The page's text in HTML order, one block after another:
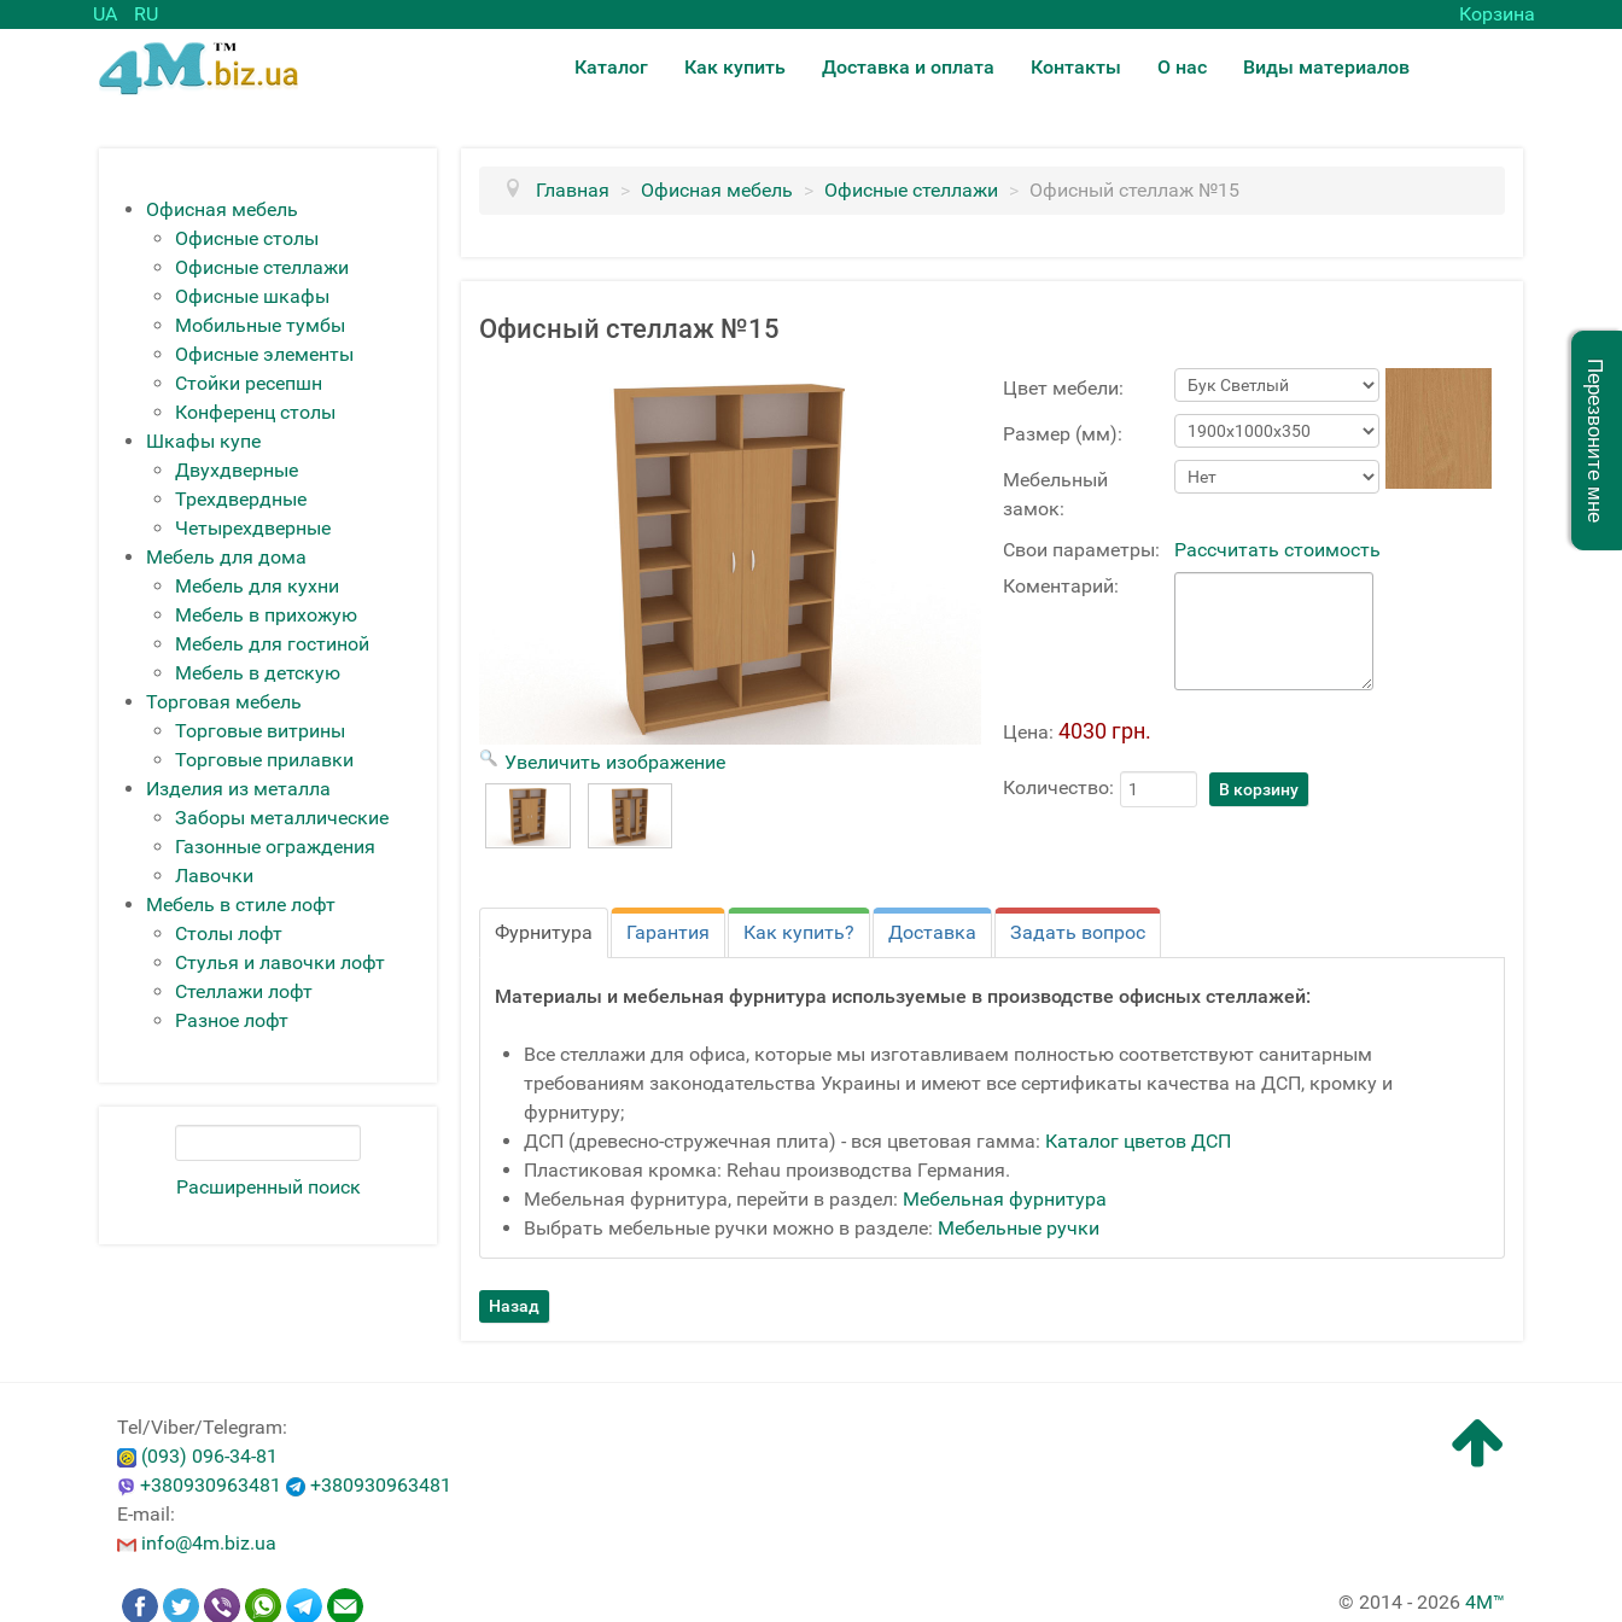
UA RU Корзина
Каталог Как купить Доставка и оплата Контакты О нас Виды материалов
Офисная мебель
Офисные столы
Офисные стеллажи
Офисные шкафы
Мобильные тумбы
Офисные элементы
Стойки ресепшн
Конференц столы
Шкафы купе
Двухдверные
Трехдвердные
Четырехдверные
Мебель для дома
Мебель для кухни
Мебель в прихожую
Мебель для гостиной
Мебель в детскую
Торговая мебель
Торговые витрины
Торговые прилавки
Изделия из металла
Заборы металлические
Газонные ограждения
Лавочки
Мебель в стиле лофт
Столы лофт
Стулья и лавочки лофт
Стеллажи лофт
Разное лофт
Расширенный поиск
Главная > Офисная мебель > Офисные стеллажи > Офисный стеллаж №15
Офисный стеллаж №15
Увеличить изображение
Цвет мебели:
Размер (мм):
Мебельный
замок:
Свои параметры:
Рассчитать стоимость
Коментарий:
Цена:4030 грн.
Количество:
Фурнитура Гарантия Как купить? Доставка Задать вопрос
Материалы и мебельная фурнитура используемые в производстве офисных стеллажей:
Все стеллажи для офиса, которые мы изготавливаем полностью соответствуют санитарным
требованиям законодательства Украины и имеют все сертификаты качества на ДСП, кромку и
фурнитуру;
ДСП (древесно-стружечная плита) - вся цветовая гамма: Каталог цветов ДСП
Пластиковая кромка: Rehau производства Германия.
Мебельная фурнитура, перейти в раздел: Мебельная фурнитура
Выбрать мебельные ручки можно в разделе: Мебельные ручки
Tel/Viber/Telegram:
(093) 096-34-81
+380930963481
+380930963481
E-mail:
info@4m.biz.ua
© 2014 - 2026 4M™
Перезвоните мне